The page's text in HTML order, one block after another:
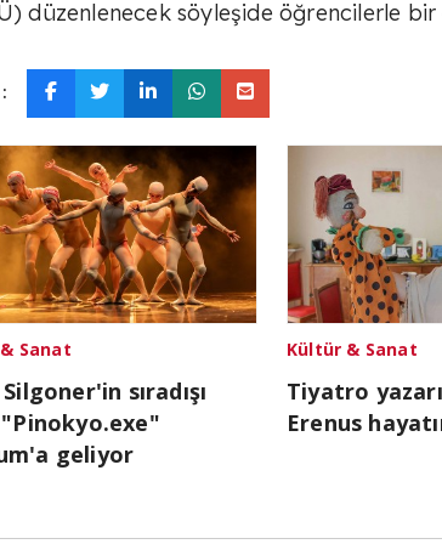
düzenlenecek söyleşide öğrencilerle
Sanat
sıradışı
geliyor
Kültür & Sanat
Tiyatro
Erenus